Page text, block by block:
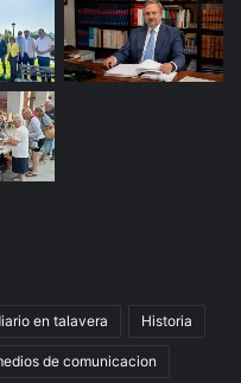
en talavera Historia
de comunicacion